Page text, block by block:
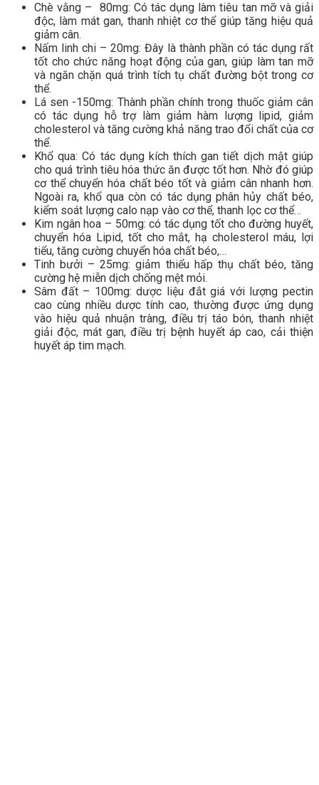
Chè vằng – 80mg: Có tác dụng làm tiêu tan mỡ và giải
độc, làm mát gan, thanh nhiệt cơ thể giúp tăng hiệu quả
giảm cân.
Nấm linh chi – 20mg: Đây là thành phần có tác dụng rất
tốt cho chức năng hoạt động của gan, giúp làm tan mỡ
và ngăn chặn quá trình tích tụ chất đường bột trong cơ
thể.
Lá sen -150mg: Thành phần chính trong thuốc giảm cân
có tác dụng hỗ trợ làm giảm hàm lượng lipid, giảm
cholesterol và tăng cường khả năng trao đổi chất của cơ
thể.
Khổ qua: Có tác dụng kích thích gan tiết dịch mật giúp
cho quá trình tiêu hóa thức ăn được tốt hơn. Nhờ đó giúp
cơ thể chuyển hóa chất béo tốt và giảm cân nhanh hơn.
Ngoài ra, khổ qua còn có tác dụng phân hủy chất béo,
kiểm soát lượng calo nạp vào cơ thể, thanh lọc cơ thể…
Kim ngân hoa – 50mg: có tác dụng tốt cho đường huyết,
chuyển hóa Lipid, tốt cho mắt, hạ cholesterol máu, lợi
tiểu, tăng cường chuyển hóa chất béo,…
Tinh bưởi – 25mg: giảm thiểu hấp thụ chất béo, tăng
cường hệ miễn dịch chống mệt mỏi.
Sâm đất – 100mg: dược liệu đắt giá với lượng pectin
cao cùng nhiều dược tính cao, thường được ứng dụng
vào hiệu quả nhuận tràng, điều trị táo bón, thanh nhiệt
giải độc, mát gan, điều trị bệnh huyết áp cao, cải thiện
huyết áp tim mạch.